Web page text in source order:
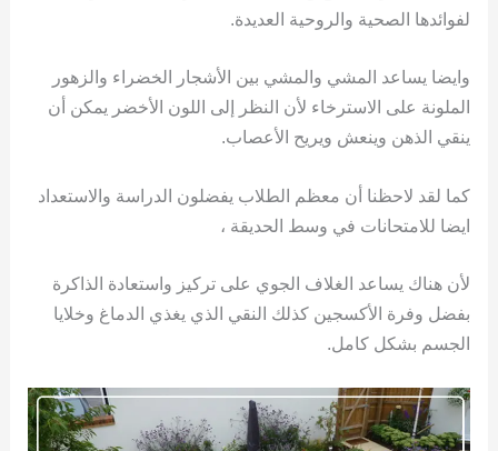
لفوائدها الصحية والروحية العديدة.
وايضا يساعد المشي والمشي بين الأشجار الخضراء والزهور
الملونة على الاسترخاء لأن النظر إلى اللون الأخضر يمكن أن
ينقي الذهن وينعش ويريح الأعصاب.
كما لقد لاحظنا أن معظم الطلاب يفضلون الدراسة والاستعداد
ايضا للامتحانات في وسط الحديقة ،
لأن هناك يساعد الغلاف الجوي على تركيز واستعادة الذاكرة
بفضل وفرة الأكسجين كذلك النقي الذي يغذي الدماغ وخلايا
الجسم بشكل كامل.